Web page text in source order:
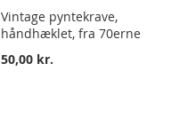
Vintage pyntekrave,
håndhæklet, fra 70erne
50,00 kr.